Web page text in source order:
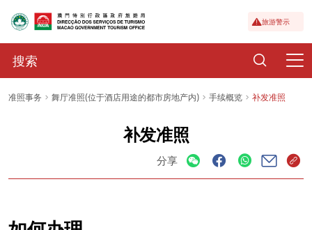
旅游警示
准照事务 舞厅准照(位于酒店用途的都市房地产内) 手续概览 补发准照
补发准照
分享